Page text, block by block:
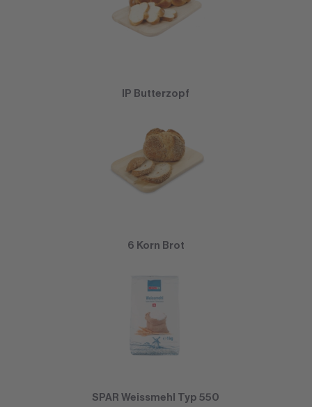
IP Butterzopf
6 Korn Brot
SPAR Weissmehl Typ 550